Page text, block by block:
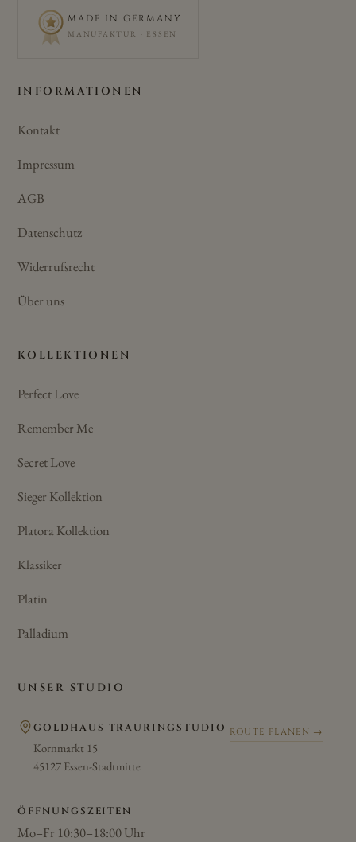
MADE IN GERMANY
MANUFAKTUR · ESSEN
INFORMATIONEN
Kontakt
Impressum
AGB
Datenschutz
Widerrufsrecht
Über uns
KOLLEKTIONEN
Perfect Love
Remember Me
Secret Love
Sieger Kollektion
Platora Kollektion
Klassiker
Platin
Palladium
UNSER STUDIO
GOLDHAUS TRAURINGSTUDIO
Kornmarkt 15
45127 Essen-Stadtmitte
ROUTE PLANEN →
ÖFFNUNGSZEITEN
Mo–Fr 10:30–18:00 Uhr